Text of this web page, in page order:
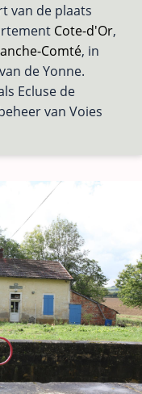
van de plaats
Cote-d'Or,
Comté, in
de Yonne.
Ecluse de
van Voies